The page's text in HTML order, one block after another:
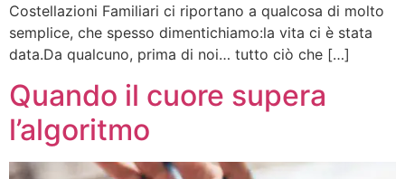
Costellazioni Familiari ci riportano a qualcosa di molto
semplice, che spesso dimentichiamo:la vita ci è stata
data.Da qualcuno, prima di noi… tutto ciò che […]
Quando il cuore supera
l’algoritmo